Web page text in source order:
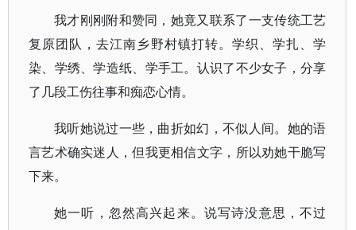
我才刚刚附和赞同，她竟又联系了一支传统工艺
复原团队，去江南乡野村镇打转。学织、学扎、学
染、学绣、学造纸、学手工。认识了不少女子，分享
了几段工伤往事和痴恋心情。
我听她说过一些，曲折如幻，不似人间。她的语
言艺术确实迷人，但我更相信文字，所以劝她干脆写
下来。
她一听，忽然高兴起来。说写诗没意思，不过